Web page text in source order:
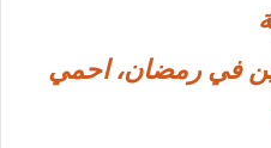
في رمضان، احمي